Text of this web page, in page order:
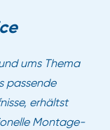
ums Thema
passende
erhältst
Montage-